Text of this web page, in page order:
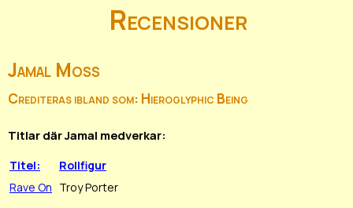
Recensioner
Jamal Moss
Crediteras ibland som: Hieroglyphic Being
Titlar där Jamal medverkar:
Titel:
Rollfigur
Rave On Troy Porter